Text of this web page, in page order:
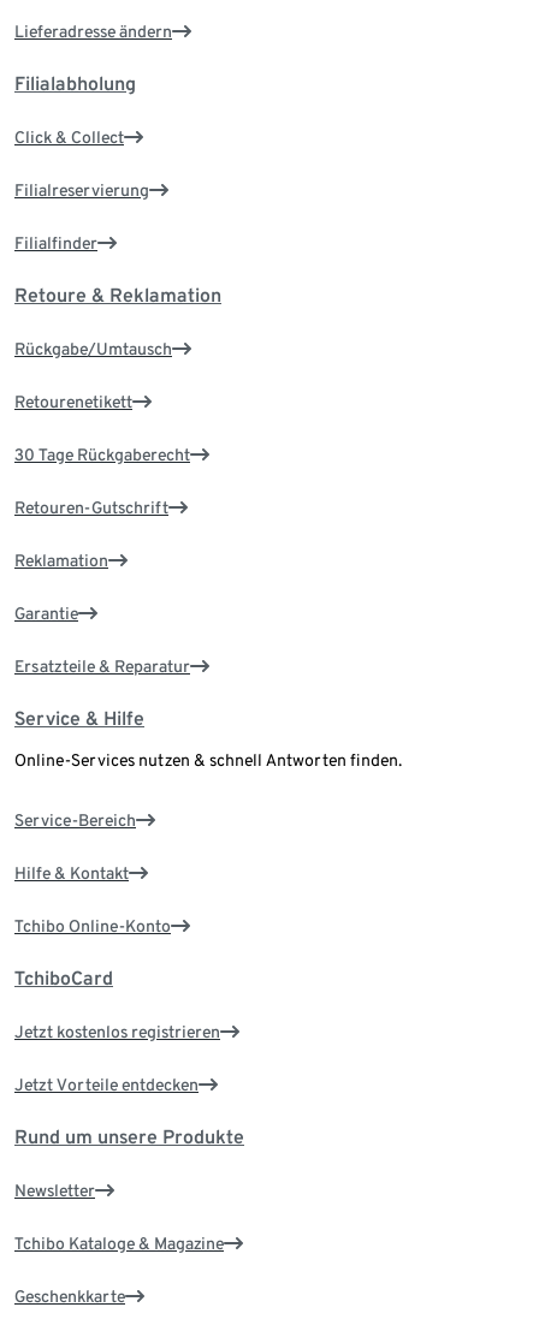
Lieferadresse ändern
Filialabholung
Click & Collect
Filialreservierung
Filialfinder
Retoure & Reklamation
Rückgabe/Umtausch
Retourenetikett
30 Tage Rückgaberecht
Retouren-Gutschrift
Reklamation
Garantie
Ersatzteile & Reparatur
Service & Hilfe
Online-Services nutzen & schnell Antworten finden.
Service-Bereich
Hilfe & Kontakt
Tchibo Online-Konto
TchiboCard
Jetzt kostenlos registrieren
Jetzt Vorteile entdecken
Rund um unsere Produkte
Newsletter
Tchibo Kataloge & Magazine
Geschenkkarte